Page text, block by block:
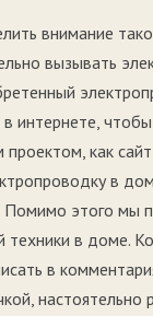
внимание
вызывать
интернете,
проектом, как
в
Помимо этого мы
в доме.
в